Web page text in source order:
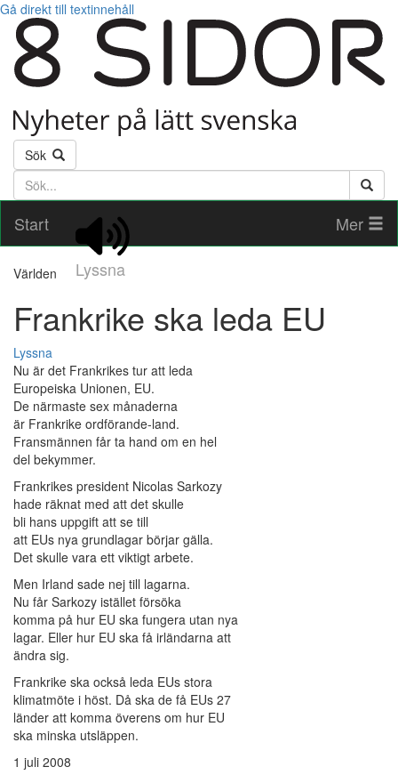
Gå direkt till textinnehåll
Sök
Söktext
Start
Lyssna
Mer
Världen
Frankrike ska leda EU
Lyssna
Nu är det Frankrikes tur att leda
Europeiska Unionen, EU.
De närmaste sex månaderna
är Frankrike ordförande-land.
Fransmännen får ta hand om en hel
del bekymmer.
Frankrikes president Nicolas Sarkozy
hade räknat med att det skulle
bli hans uppgift att se till
att EUs nya grundlagar börjar gälla.
Det skulle vara ett viktigt arbete.
Men Irland sade nej till lagarna.
Nu får Sarkozy istället försöka
komma på hur EU ska fungera utan nya
lagar. Eller hur EU ska få irländarna att
ändra sig.
Frankrike ska också leda EUs stora
klimatmöte i höst. Då ska de få EUs 27
länder att komma överens om hur EU
ska minska utsläppen.
1 juli 2008